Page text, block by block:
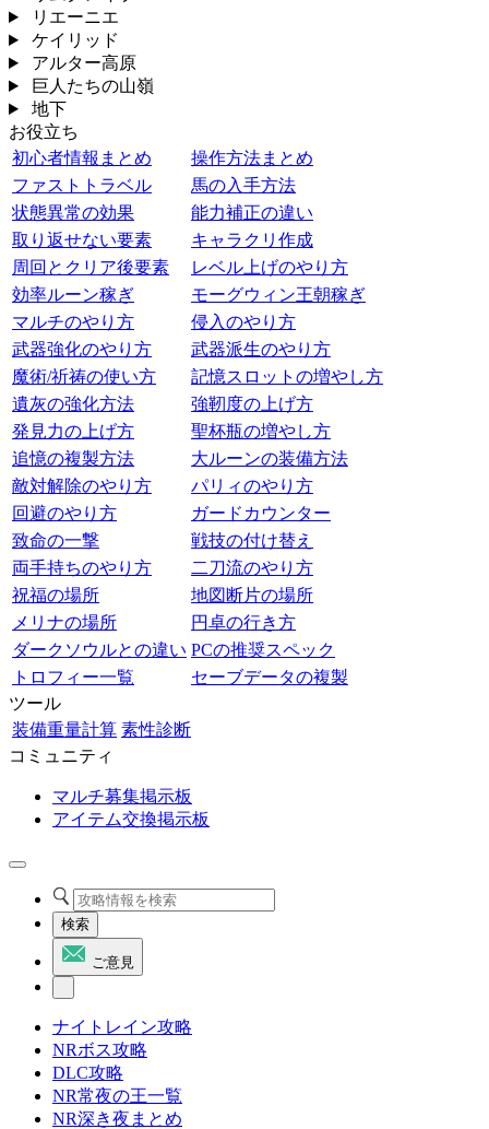
リエーニエ
ケイリッド
アルター高原
巨人たちの山嶺
地下
お役立ち
初心者情報まとめ
操作方法まとめ
ファストトラベル
馬の入手方法
状態異常の効果
能力補正の違い
取り返せない要素
キャラクリ作成
周回とクリア後要素
レベル上げのやり方
効率ルーン稼ぎ
モーグウィン王朝稼ぎ
マルチのやり方
侵入のやり方
武器強化のやり方
武器派生のやり方
魔術/祈祷の使い方
記憶スロットの増やし方
遺灰の強化方法
強靭度の上げ方
発見力の上げ方
聖杯瓶の増やし方
追憶の複製方法
大ルーンの装備方法
敵対解除のやり方
パリィのやり方
回避のやり方
ガードカウンター
致命の一撃
戦技の付け替え
両手持ちのやり方
二刀流のやり方
祝福の場所
地図断片の場所
メリナの場所
円卓の行き方
ダークソウルとの違い PCの推奨スペック
トロフィー一覧
セーブデータの複製
ツール
装備重量計算 素性診断
コミュニティ
マルチ募集掲示板
アイテム交換掲示板
検索
ご意見
ナイトレイン攻略
NRボス攻略
DLC攻略
NR常夜の王一覧
NR深き夜まとめ